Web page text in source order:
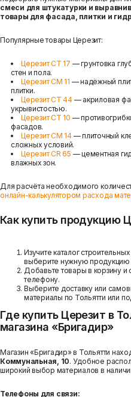
смеси для штукатурки и
товары для фасада, плитки и
Популярные товары Церезит:
Церезит CT 17 — грунтовка
стен и пола.
Церезит CM 11 — надёжный
плитки.
Церезит CT 44— акриловая
укрывистостью.
Церезит CT 10 —
фасадов.
Церезит CM 14— плиточный
сложных условий.
Церезит CR 65 — цементная
влажных зон.
Для расчёта необходимого
онлайн-калькулятором расхода
Как купить продукцию
Изучите каталог
выберите нужную продукцию
Добавьте товары в корзину и
телефону.
Выберите доставку или
материалы по Тольятти или
Где купить Церезит в
магазина «Бригадир»
Магазин «Бригадир» в Тольятти
Коммунальная, 10. Удобное
широкий выбор материалов в
Телефоны для связи: